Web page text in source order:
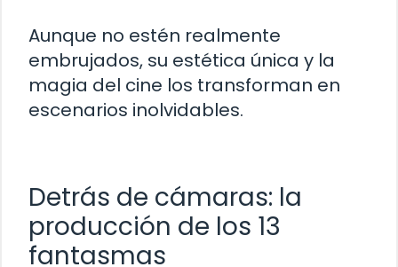
Aunque no estén realmente
embrujados, su estética única y la
magia del cine los transforman en
escenarios inolvidables.
Detrás de cámaras: la
producción de los 13
fantasmas